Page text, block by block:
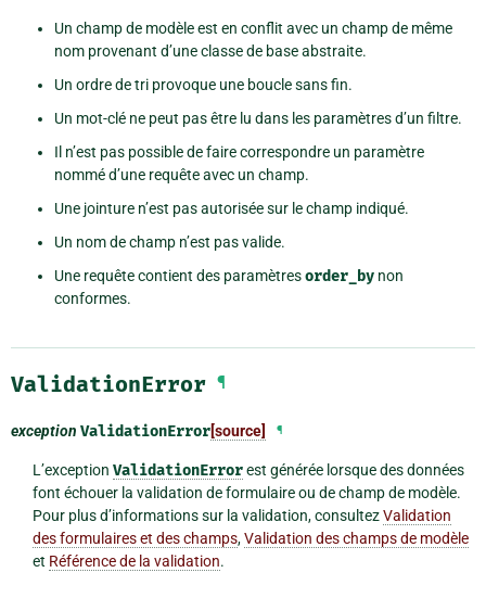
Un champ de modèle est en conflit avec un champ de même
nom provenant d’une classe de base abstraite.
Un ordre de tri provoque une boucle sans fin.
Un mot-clé ne peut pas être lu dans les paramètres d’un filtre.
Il n’est pas possible de faire correspondre un paramètre
nommé d’une requête avec un champ.
Une jointure n’est pas autorisée sur le champ indiqué.
Un nom de champ n’est pas valide.
Une requête contient des paramètresorder_bynon
conformes.
ValidationError ¶
exception ValidationError[source] ¶
L’exception ValidationErrorest générée lorsque des données
font échouer la validation de formulaire ou de champ de modèle.
Pour plus d’informations sur la validation, consultezValidation
des formulaires et des champs,Validation des champs de modèle
et Référence de la validation.